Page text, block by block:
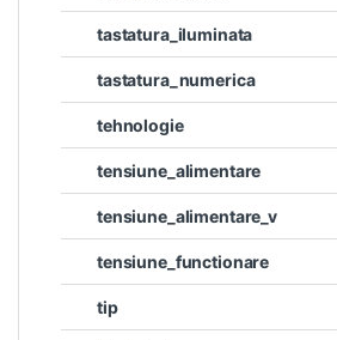
tastatura_iluminata
tastatura_numerica
tehnologie
tensiune_alimentare
tensiune_alimentare_v
tensiune_functionare
tip